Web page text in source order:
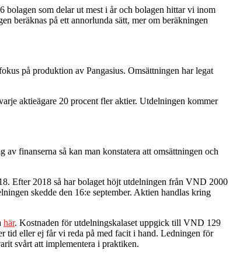
bolagen som delar ut mest i år och bolagen hittar vi inom
beräknas på ett annorlunda sätt, mer om beräkningen
på produktion av Pangasius. Omsättningen har legat
aktieägare 20 procent fler aktier. Utdelningen kommer
finanserna så kan man konstatera att omsättningen och
Efter 2018 så har bolaget höjt utdelningen från VND 2000
skedde den 16:e september. Aktien handlas kring
här. Kostnaden för utdelningskalaset uppgick till VND 129
tid eller ej får vi reda på med facit i hand. Ledningen för
svårt att implementera i praktiken.